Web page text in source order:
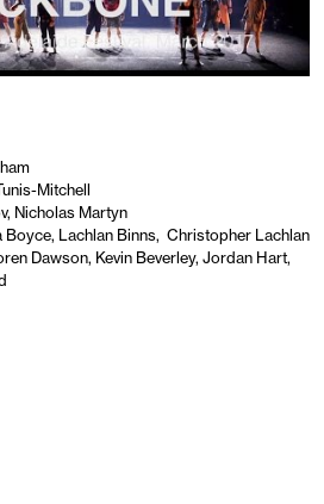
Mitchell
Nicholas Martyn
Boyce, Lachlan Binns, Christopher Lachlan
Dawson, Kevin Beverley, Jordan Hart,